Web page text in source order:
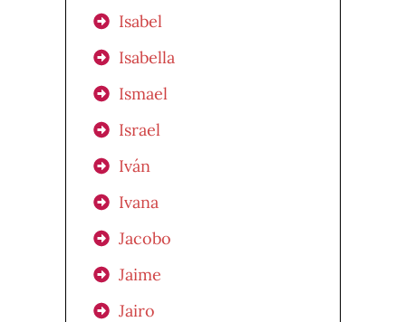
Isabel
Isabella
Ismael
Israel
Iván
Ivana
Jacobo
Jaime
Jairo